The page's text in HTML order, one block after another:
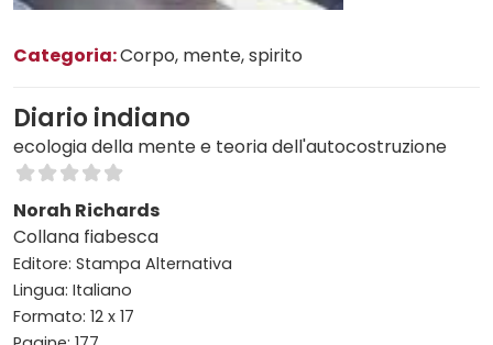
Categoria:Corpo, mente, spirito
Diario indiano
ecologia della mente e teoria dell'autocostruzione
Norah Richards
Collana fiabesca
Editore: Stampa Alternativa
Lingua: Italiano
Formato: 12 x 17